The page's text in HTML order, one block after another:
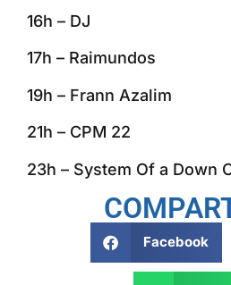
16h – DJ
17h – Raimundos
19h – Frann Azalim
21h – CPM 22
23h – System Of a Down
Facebook